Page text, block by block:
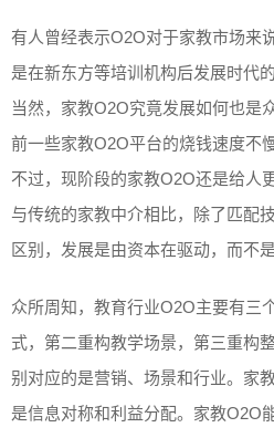
有人曾经表示O2O对于家教市场来
是在新东方等培训机构后发展时代
当然，家教O2O究竟发展如何也是
前一些家教O2O平台的烧钱速度不
不过，现阶段的家教O2O还是给人
与传统的家教中介相比，除了匹配
区别，发展是由资本在驱动，而不
众所周知，教育行业O2O主要有三
式，第二重构教学场景，第三重构
别对应的是营销、场景和行业。家
是信息对称和利益分配。家教O2O